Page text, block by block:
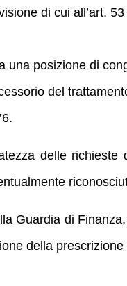
di cui all’art.
posizione di
del
delle
Guardia di
della prescrizione